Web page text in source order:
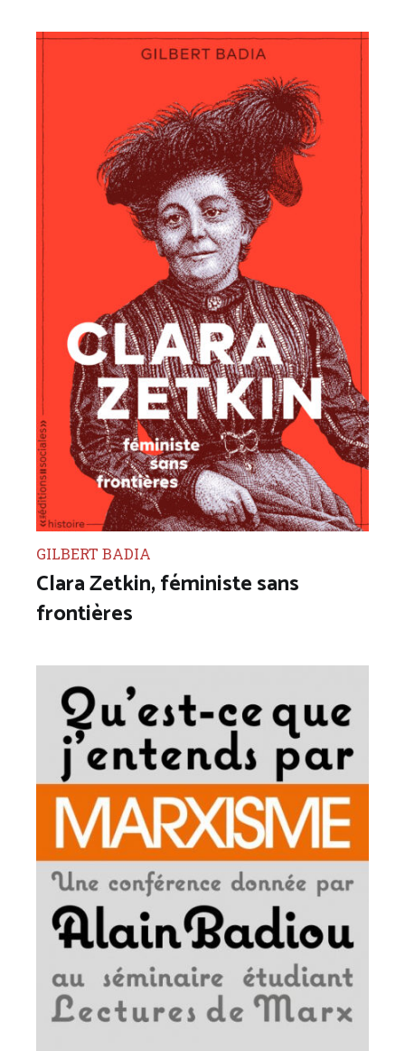
GILBERT BADIA
Clara Zetkin, féministe sans
frontières